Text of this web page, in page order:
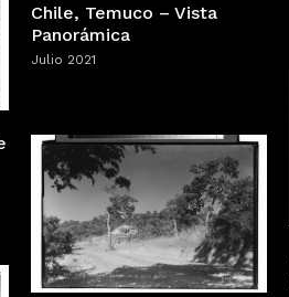
Chile, Temuco – Vista
Panorámica
Julio 2021